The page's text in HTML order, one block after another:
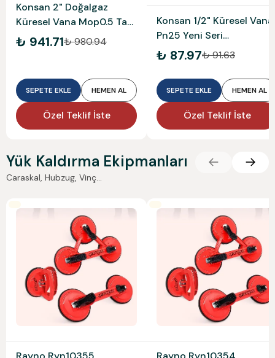
Konsan 2" Doğalgaz
Küresel Vana Mop0.5 Tam
Geçişli
₺ 941.71₺ 980.94
SEPETE EKLE HEMEN AL
Özel Teklif İste
Konsan 1/2" Küresel Vana
Pn25 Yeni Seri
Konsan3310
₺ 87.97₺ 91.63
SEPETE EKLE HEMEN AL
Özel Teklif İste
Yük Kaldırma Ekipmanları
Caraskal, Hubzug, Vinç...